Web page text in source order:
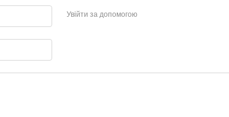
Увійти за допомогою